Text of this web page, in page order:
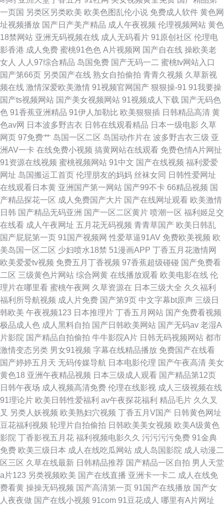
一页国 另类区另类欧美 欧美色图乱伦小说 免费成人软件 黄色网
址视频播放 国产日产美产精品 成人午夜视频 伦理视频网站 黄色
18禁网站 亚洲无码视频在线 成人无码看片 91原创社区 伦理电
影香港 成人免费 蜜桃91色色 A片视频网 国产自在线 操欧美老
女人
人人97综合精品 岛国免费 国产无码一二 蜜桃tv网站入口
国产第66页 另类国产在线 熟女自拍偷拍 青青久视频 久草新视
频在线 激情深爱欧美激情 91视频官网国产 狠狠操-91 91我要操
国产ts视频网站 国产美女视频网站 91视频成人下载 国产无码色
色 91香蕉亚洲精品 91伊人加勒比 欧美狠狠插 日韩精品高清 黄
色av网 日本波多野吉衣 日韩在线观看精品 日本一级电影 久草
网页 97免费艹 岛国一区二区 岛国动作片在 波多野吉衣三级 亚
洲AV一卡 在线免费小视频 搞黄网站在线观看 免费色情A片网扯
91资源在线视频 蜜桃视频网站 91中文 国产在线视频 福利爱爱
网址 岛国搬运工首页 伦理朋友的妈妈 丝袜女同 日韩性爱网址
在线观看日本黄 亚洲国产第一网站 国产99不卡 66精品视频 国
产精品探花一区 成人免费国产大片 国产在线网址观看 欧美激情
日韩 国产精品无码亚洲 国产一区二区黄片 喷潮一区 福利姬足交
在线看 成人午夜网址 五月花无码视频 青青草国产 欧美日韩乱
国产屁屁第一页 91国产视频网 性爱草逼91AV 免费欧美视频 欧
美岛国一区二区 少妇喷水18禁 51漫画APP 丁香五月花激情网
欧美爱爱tv视频 免费五月丁香视频 97香蕉超级碰碰 国产免费看
二区 三级黄色片网站 综合网黄 在线播放观看 欧美电影在线 伦
理片在哪里看 蜜桃午夜网 久草资源在 日本三级大全 久久福利
福利所导航视频 成人片免费 国产第9页 中文字幕bt原声 三级日
韩欧美 午夜视频123 日本推理片 丁香五月网站 国产免费看视频
极品成人色 成人黑料自拍 国产日韩欧美网站 国产无码av 老湿A
片影院 国产精品自拍偷拍 牛牛影院A片 日韩无码视频网站 都市
激情变态另类 男女91视频 字幕在线精品播放 免费国产在线看
国产婷婷五月天 无码传媒导航 日本电影伦理 国产午夜高清 美女
黄色18 亚洲午夜精品视频 日本三级成人观看 国产精品第12页
日韩午夜场 成人视频高清免费 伦理在线影视 成人三级视频在线
91理论片 欧美日韩性爱福利 av午夜探花福利 精品毛片 久久叉
叉 另类人妖视频 欧美熟妇穴视频 丁香五月V国产 日韩黄色网址
豆花福利视频 轮理片自拍偷拍 日韩欧美美女视频 欧美A级黄色
影院 丁香影视五月花 福利视频电影久久 污污污污免费 91金典
免费 欧美三级日本 成人在线吃瓜网站 成人岛国影院 成人动漫二
区三区 久草在线最新 日韩精品推荐 国产精品一区自拍 男人天堂
a片123 另类视频欧美 国产在线直播 亚洲卡一卡二 成人在线免
费看黄 操操无码视频 国产高清第一页 91国产在线播放 国产女
人夜夜做 国产在线小视频 91com 91豆花成人 哪里有A片网址